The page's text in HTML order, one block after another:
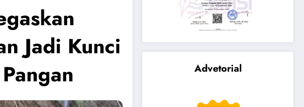
Jadi Kunci
Advetorial